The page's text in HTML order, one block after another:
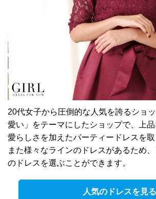
20代女子から圧倒的な人気を誇るショ
愛い」をテーマにしたショップで、上
愛らしさを加えたパーティードレスを取
また様々なラインのドレスがあるため
のドレスを選ぶことができます。
人気のドレスを見る